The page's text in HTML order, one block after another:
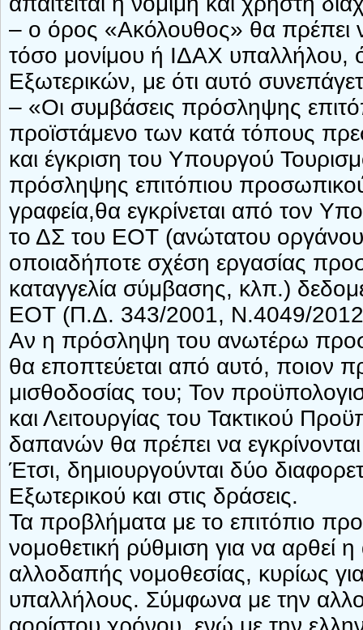
– ο όρος «Ακόλουθος» θα πρέπει
τόσο μονίμου ή ΙΔΑΧ υπαλλήλου,
Εξωτερικών, με ότι αυτό
– «Οι συμβάσεις πρόσληψης
προϊστάμενο των κατά τόπους
και έγκριση του Υπουργού
πρόσληψης επιτόπιου
γραφεία,θα εγκρίνεται από τον
το ΔΣ του ΕΟΤ (ανώτατου
οποιαδήποτε σχέση εργασίας
καταγγελία σύμβασης, κλπ.)
ΕΟΤ (Π.Δ. 343/2001, Ν.4049/
Αν η πρόσληψη του ανωτέρω
θα εποπτεύεται από αυτό, ποιον
μισθοδοσίας του; Τον
και Λειτουργίας του Τακτικού
δαπανών θα πρέπει να
Έτσι, δημιουργούνται δύο
Εξωτερικού και στις δράσεις.
Τα προβλήματα με το επιτόπιο
νομοθετική ρύθμιση για να αρθεί η
αλλοδαπής νομοθεσίας, κυρίως
υπαλλήλους. Σύμφωνα με την